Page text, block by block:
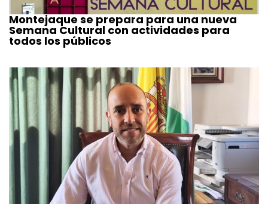
Montejaque se prepara para una nueva
Semana Cultural con actividades para
todos los públicos